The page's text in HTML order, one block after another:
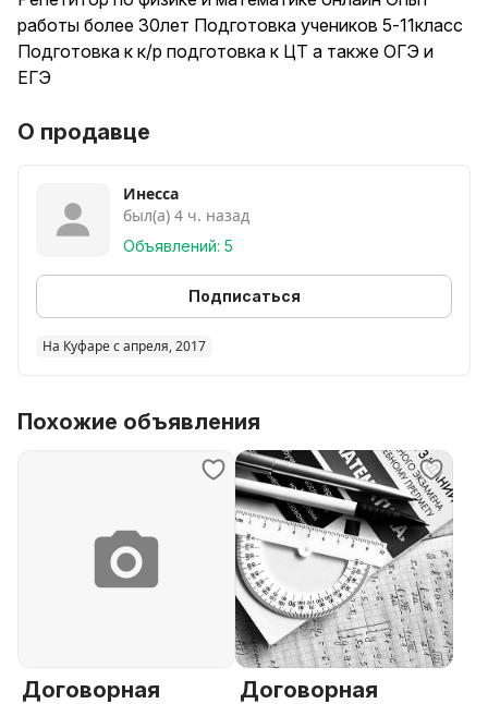
работы более 30лет Подготовка учеников 5-11класс
Подготовка к к/р подготовка к ЦТ а также ОГЭ и
ЕГЭ
О продавце
Инесса
был(а) 4 ч. назад
Объявлений: 5
Подписаться
На Куфаре с апреля, 2017
Похожие объявления
Договорная Договорная